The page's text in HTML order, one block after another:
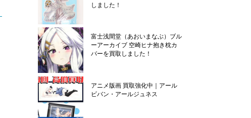
しました！
富士浅間堂（あおいまなぶ）ブル
ーアーカイブ 空崎ヒナ抱き枕カ
バーを買取しました！
アニメ版画 買取強化中｜アール
ビバン・アールジュネス